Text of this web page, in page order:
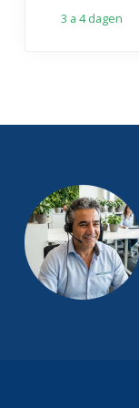
3 a 4 dagen